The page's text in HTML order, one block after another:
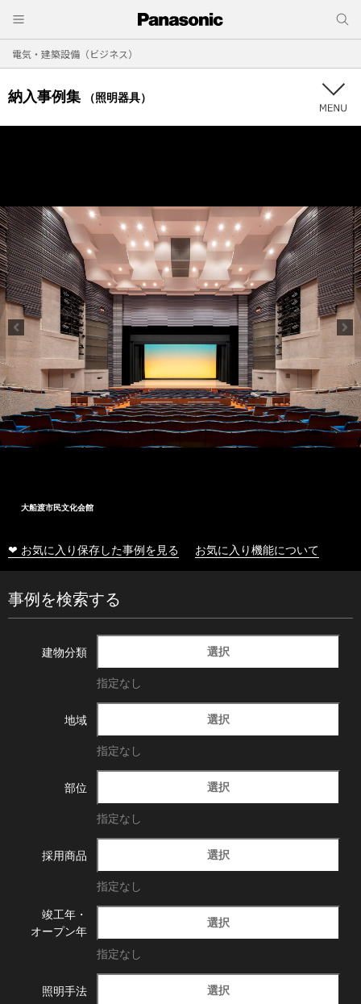
電気・建築設備（ビジネス）
納入事例集 （照明器具）
大船渡市民文化会館
❤ お気に入り保存した事例を見る お気に入り機能について
事例を検索する
建物分類 選択
指定なし
地域 選択
指定なし
部位 選択
指定なし
採用商品 選択
指定なし
竣工年・
オープン年
選択
指定なし
照明手法 選択